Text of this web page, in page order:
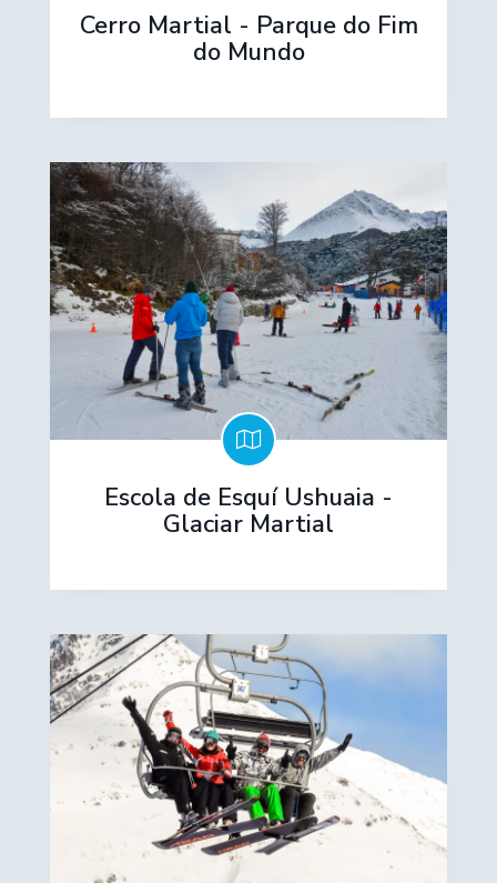
Cerro Martial - Parque do Fim
do Mundo
Escola de Esquí Ushuaia -
Glaciar Martial